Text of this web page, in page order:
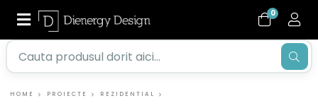
0
HOME PROIECTE REZIDENTIAL